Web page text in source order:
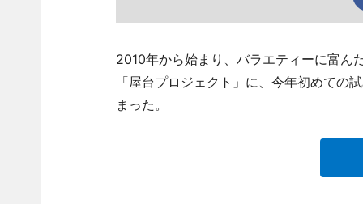
2010年から始まり、バラエティーに富ん
「屋台プロジェクト」に、今年初めての
まった。